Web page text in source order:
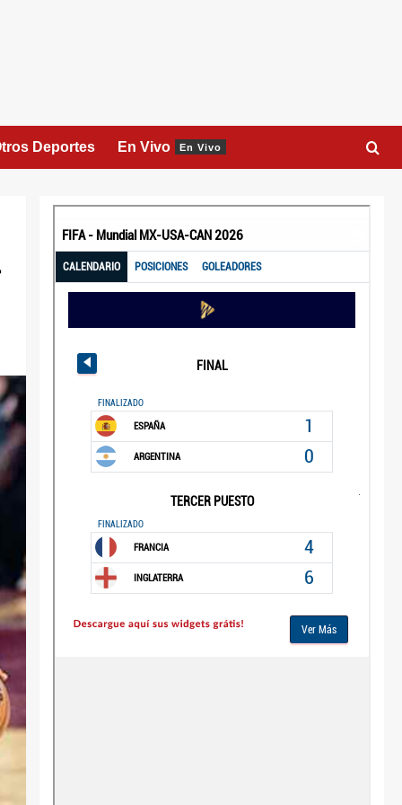
Deportes En Vivo En Vivo